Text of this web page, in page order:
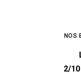
NOS
2/